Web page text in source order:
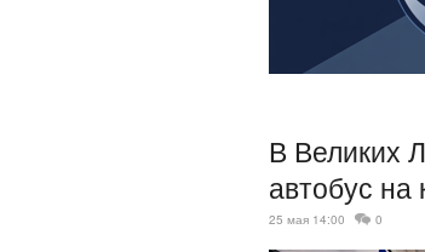
В Великих
автобус
25 мая 14:00 0